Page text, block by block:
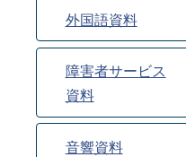
外国語資料
障害者サービス
資料
音響資料